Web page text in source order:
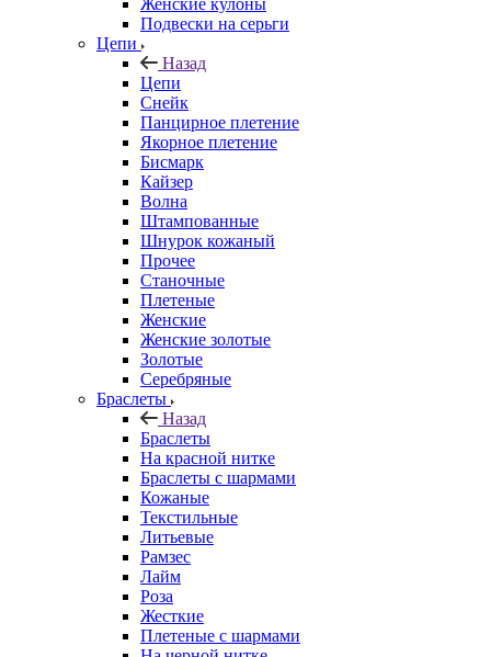
Женские кулоны
Подвески на серьги
Цепи
Назад
Цепи
Снейк
Панцирное плетение
Якорное плетение
Бисмарк
Кайзер
Волна
Штампованные
Шнурок кожаный
Прочее
Станочные
Плетеные
Женские
Женские золотые
Золотые
Серебряные
Браслеты
Назад
Браслеты
На красной нитке
Браслеты с шармами
Кожаные
Текстильные
Литьевые
Рамзес
Лайм
Роза
Жесткие
Плетеные с шармами